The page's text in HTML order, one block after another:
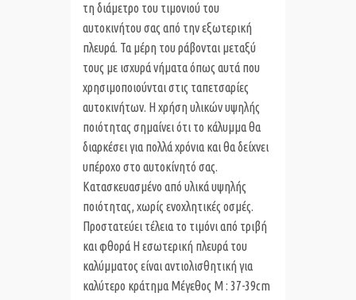
τη διάμετρο του τιμονιού του
αυτοκινήτου σας από την εξωτερική
πλευρά. Τα μέρη του ράβονται μεταξύ
τους με ισχυρά νήματα όπως αυτά που
χρησιμοποιούνται στις ταπετσαρίες
αυτοκινήτων. Η χρήση υλικών υψηλής
ποιότητας σημαίνει ότι το κάλυμμα θα
διαρκέσει για πολλά χρόνια και θα δείχνει
υπέροχο στο αυτοκίνητό σας.
Κατασκευασμένο από υλικά υψηλής
ποιότητας, χωρίς ενοχλητικές οσμές.
Προστατεύει τέλεια το τιμόνι από τριβή
και φθορά Η εσωτερική πλευρά του
καλύμματος είναι αντιολισθητική για
καλύτερο κράτημα Μέγεθος M : 37-39cm